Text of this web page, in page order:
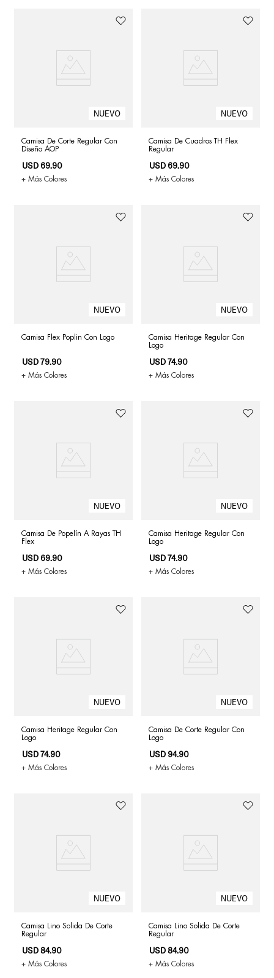
Camisa De Corte Regular Con
Diseño AOP
USD 69.90
+ Más Colores
Camisa De Cuadros TH Flex
Regular
USD 69.90
+ Más Colores
Camisa Flex Poplin Con Logo
USD 79.90
+ Más Colores
Camisa Heritage Regular Con
Logo
USD 74.90
+ Más Colores
Camisa De Popelín A Rayas TH
Flex
USD 69.90
+ Más Colores
Camisa Heritage Regular Con
Logo
USD 74.90
+ Más Colores
Camisa Heritage Regular Con
Logo
USD 74.90
+ Más Colores
Camisa De Corte Regular Con
Logo
USD 94.90
+ Más Colores
Camisa Lino Solida De Corte
Regular
USD 84.90
+ Más Colores
Camisa Lino Solida De Corte
Regular
USD 84.90
+ Más Colores